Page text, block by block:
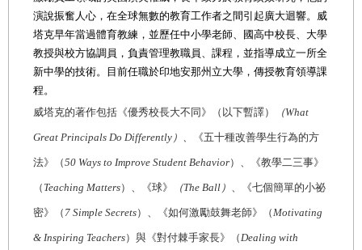
演說振奮人心，在全球無數的教育工作者之間引起廣大迴響。威
塔克早年當過體育教練，並歷任中小學老師、國高中校長、大學
教授與校方協調員，負責管理教職員、課程，並指導成立一所全
新中學的技術。目前任職於印地安那州立大學，傳授教育領導課
程。
威塔克的著作包括《優秀校長大不同》（以下暫譯）
（What
Great Principals Do Differently）、 《五十種改善學生行為的方
法》（50 Ways to Improve Student Behavior）、《教學二三事》
（ Teaching Matters）、《球》 （The Ball） 、《七個簡單的小祕
密》（ 7 Simple Secrets）、《如何激勵鼓舞老師》（ Motivating
& Inspiring Teachers）與《對付棘手家長》（ Dealing with